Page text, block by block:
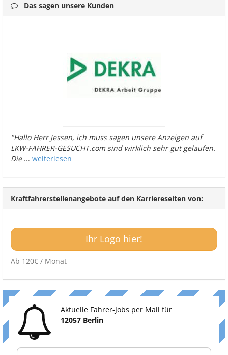
Das sagen unsere Kunden
"Hallo Herr Jessen, ich muss sagen unsere Anzeigen auf
LKW-FAHRER-GESUCHT.com sind wirklich sehr gut gelaufen.
Die... weiterlesen
Kraftfahrerstellenangebote auf den Karriereseiten von:
Ihr Logo hier!
Ab 120€ / Monat
Aktuelle Fahrer-Jobs per Mail für
12057 Berlin